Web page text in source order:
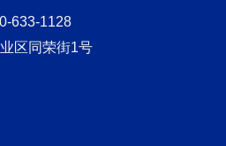
633-1128
区同荣街1号